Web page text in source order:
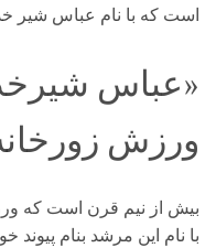
است كه با نام عباس شیر
«عباس
ورزش
بیش از نیم قرن است كه
با نام این مرشد بنام